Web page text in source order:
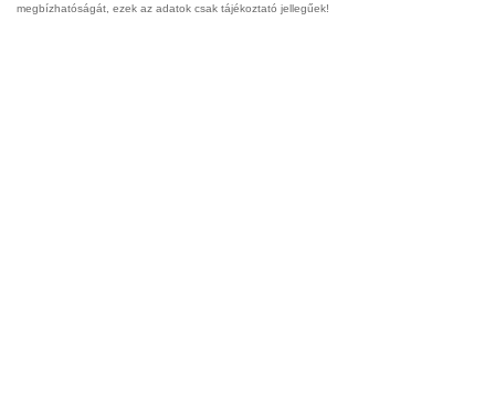
megbízhatóságát, ezek az adatok csak tájékoztató jellegűek!